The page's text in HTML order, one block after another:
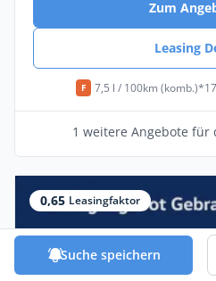
Suche speichern
Zum
Leasing
F 7,5 l / 100km (komb.)*
1 weitere Angebote für
0,65 Leasingfaktor